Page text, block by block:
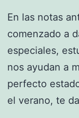
En las notas
comenzado a
especiales,
nos ayudan a
perfecto
el verano, te